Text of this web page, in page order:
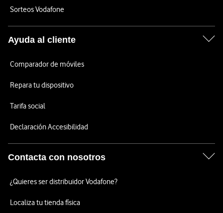
Sorteos Vodafone
Ayuda al cliente
Comparador de móviles
Repara tu dispositivo
Tarifa social
Declaración Accesibilidad
Contacta con nosotros
¿Quieres ser distribuidor Vodafone?
Localiza tu tienda física